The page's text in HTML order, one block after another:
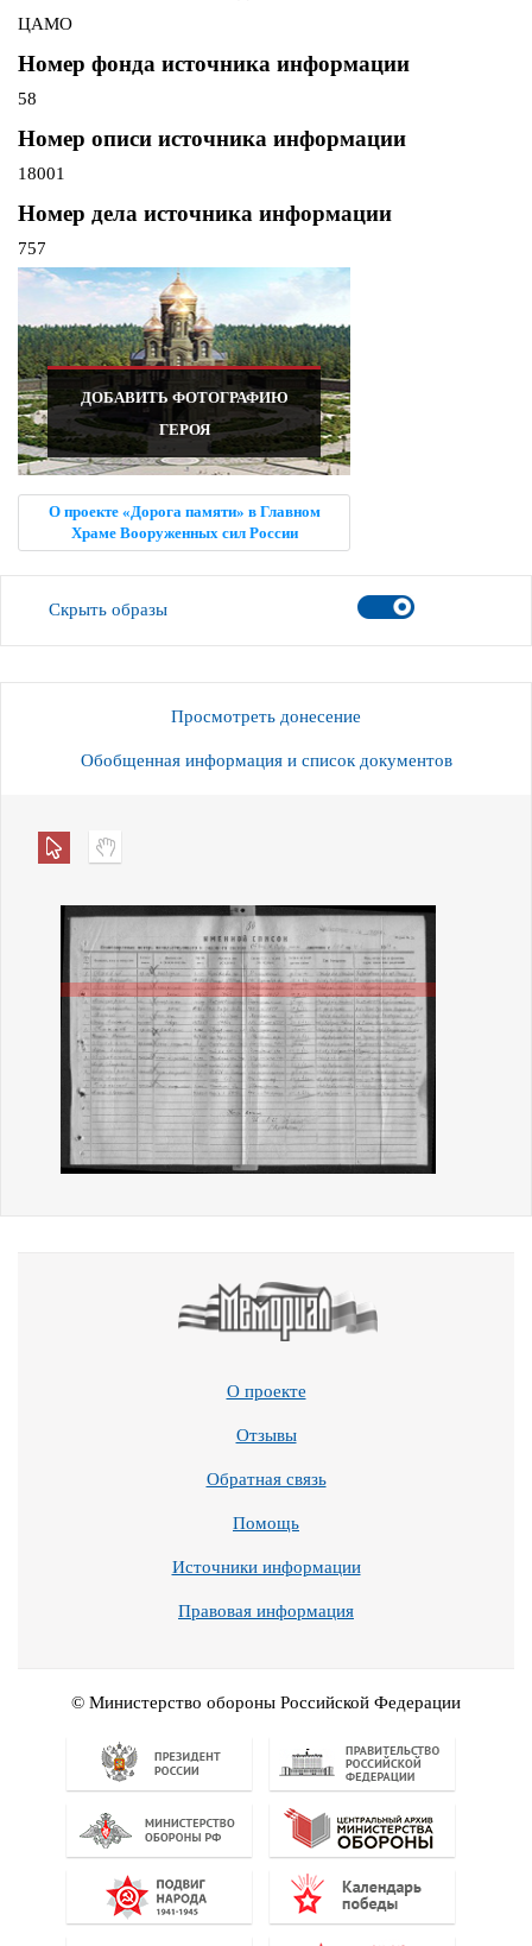
ЦАМО
Номер фонда источника информации
58
Номер описи источника информации
18001
Номер дела источника информации
757
ДОБАВИТЬ ФОТОГРАФИЮ
ГЕРОЯ
О проекте «Дорога памяти» в Главном
Храме Вооруженных сил России
Скрыть образы
Просмотреть донесение
Обобщенная информация и список документов
О проекте
Отзывы
Обратная связь
Помощь
Источники информации
Правовая информация
© Министерство обороны Российской Федерации